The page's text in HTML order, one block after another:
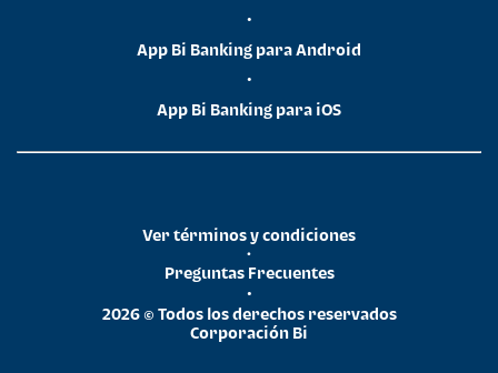
•
App Bi Banking para Android
•
App Bi Banking para iOS
2026 © Todos los derechos reservados
Corporación Bi
•
Preguntas Frecuentes
•
Ver términos y condiciones